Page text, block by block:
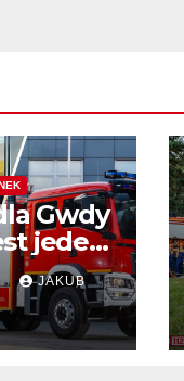
Gwdy
jeden
JAKUB